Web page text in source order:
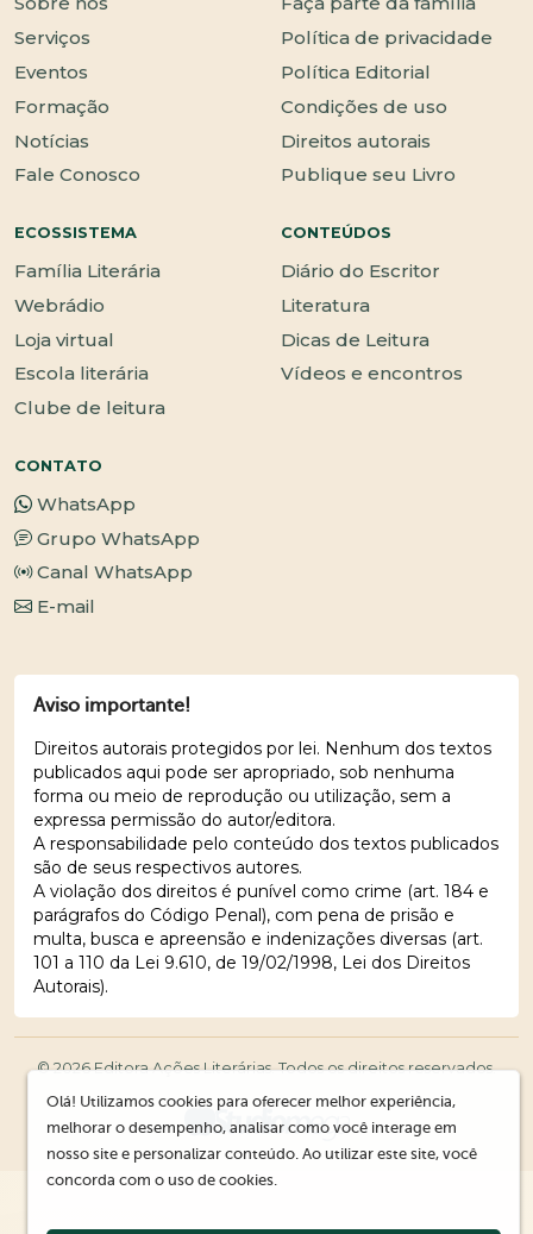
Serviços
Eventos
Formação
Notícias
Fale Conosco
Política de privacidade
Política Editorial
Condições de uso
Direitos autorais
Publique seu Livro
ECOSSISTEMA
Família Literária
Webrádio
Loja virtual
Escola literária
Clube de leitura
CONTEÚDOS
Diário do Escritor
Literatura
Dicas de Leitura
Vídeos e encontros
CONTATO
WhatsApp
Grupo WhatsApp
Canal WhatsApp
E-mail
Aviso importante!
Direitos autorais protegidos por lei. Nenhum dos textos
publicados aqui pode ser apropriado, sob nenhuma
forma ou meio de reprodução ou utilização, sem a
expressa permissão do autor/editora.
A responsabilidade pelo conteúdo dos textos publicados
são de seus respectivos autores.
A violação dos direitos é punível como crime (art. 184 e
parágrafos do Código Penal), com pena de prisão e
multa, busca e apreensão e indenizações diversas (art.
101 a 110 da Lei 9.610, de 19/02/1998, Lei dos Direitos
Autorais).
© 2026 Editora Ações Literárias. Todos os direitos reservados.
Olá! Utilizamos cookies para oferecer melhor experiência,
melhorar o desempenho, analisar como você interage em
nosso site e personalizar conteúdo. Ao utilizar este site, você
concorda com o uso de cookies.